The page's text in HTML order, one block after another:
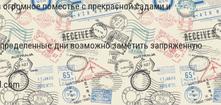
огромное поместье с прекрасной садами и
дни возможно заметить запряженную